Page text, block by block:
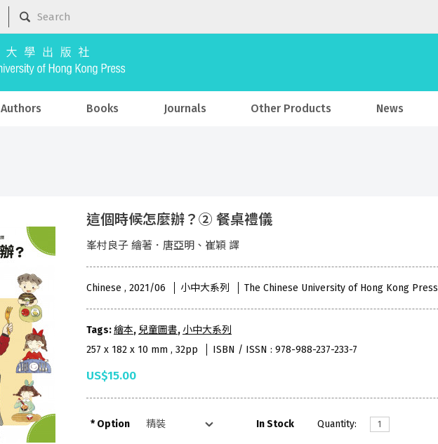
Authors Books Journals Other Products News
這個時候怎麼辦？② 餐桌禮儀
峯村良子 繪著．唐亞明、崔穎 譯
Chinese , 2021/06 小中大系列 The Chinese University of Hong Kong Press
Tags:繪本, 兒童圖書, 小中大系列
257 x 182 x 10 mm , 32pp
ISBN / ISSN : 978-988-237-233-7
US$15.00
Option In Stock Quantity: